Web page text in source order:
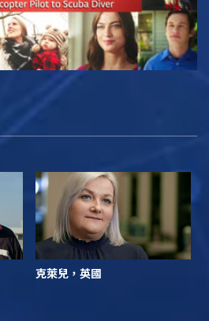
克萊兒，英國